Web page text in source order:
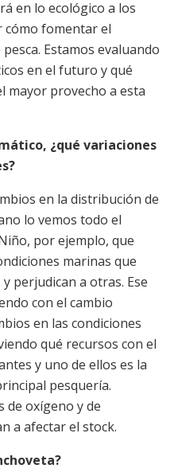
en lo ecológico a los
cómo fomentar el
Estamos evaluando
en el futuro y qué
mayor provecho a esta
¿qué variaciones
en la distribución de
lo vemos todo el
por ejemplo, que
marinas que
perjudican a otras. Ese
con el cambio
en las condiciones
qué recursos con el
y uno de ellos es la
pesquería.
de oxígeno y de
a afectar el stock.